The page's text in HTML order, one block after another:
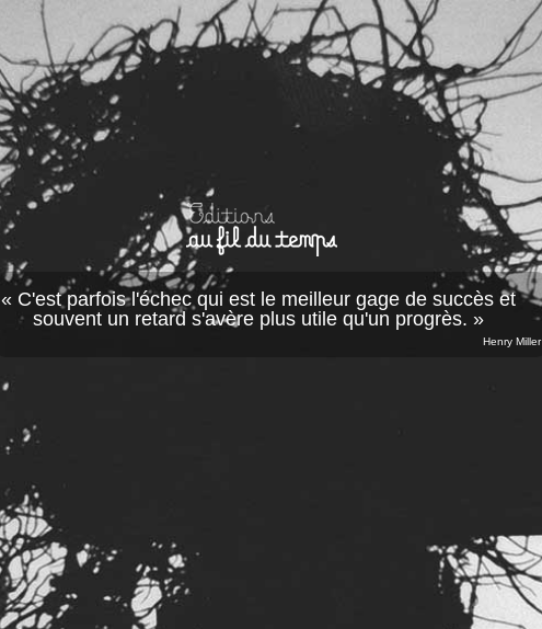
« C'est parfois l'échec qui est le meilleur gage de succès et
souvent un retard s'avère plus utile qu'un progrès. »
Henry Miller